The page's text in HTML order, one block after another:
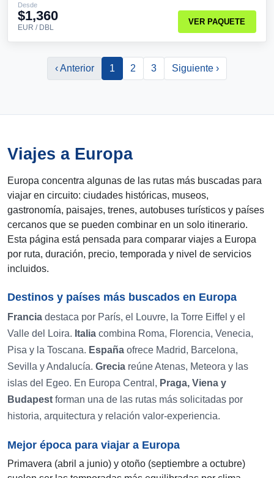
Desde
$1,360
EUR / DBL
VER PAQUETE
‹ Anterior 1 2 3 Siguiente ›
Viajes a Europa
Europa concentra algunas de las rutas más buscadas para
viajar en circuito: ciudades históricas, museos,
gastronomía, paisajes, trenes, autobuses turísticos y países
cercanos que se pueden combinar en un solo itinerario.
Esta página está pensada para comparar viajes a Europa
por ruta, duración, precio, temporada y nivel de servicios
incluidos.
Destinos y países más buscados en Europa
Francia destaca por París, el Louvre, la Torre Eiffel y el
Valle del Loira. Italia combina Roma, Florencia, Venecia,
Pisa y la Toscana. España ofrece Madrid, Barcelona,
Sevilla y Andalucía. Grecia reúne Atenas, Meteora y las
islas del Egeo. En Europa Central, Praga, Viena y
Budapest forman una de las rutas más solicitadas por
historia, arquitectura y relación valor-experiencia.
Mejor época para viajar a Europa
Primavera (abril a junio) y otoño (septiembre a octubre)